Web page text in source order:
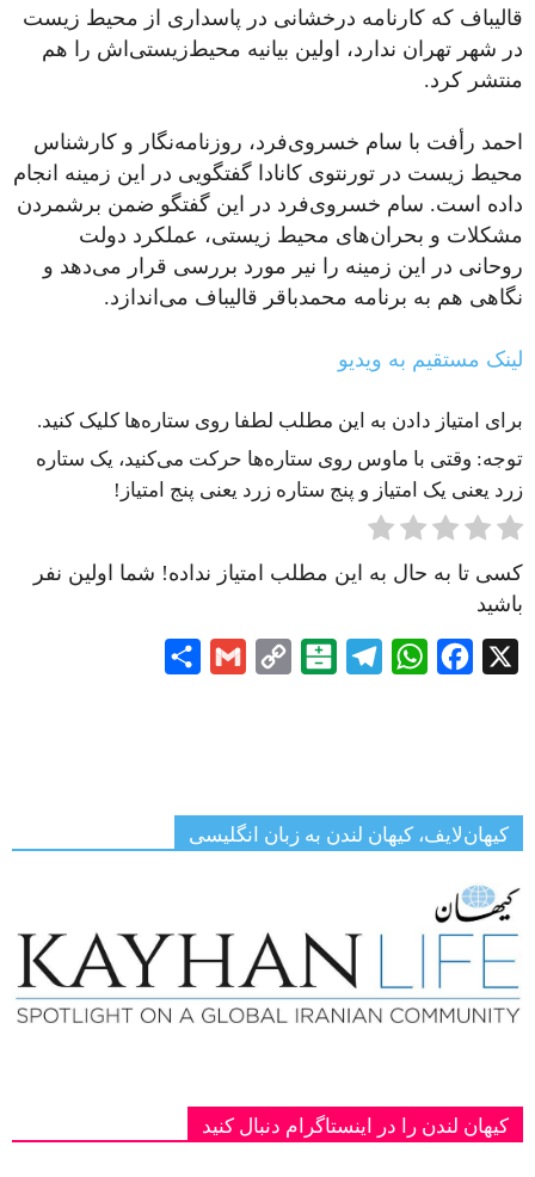
قالیباف که کارنامه درخشانی در پاسداری از محیط زیست
در شهر تهران ندارد، اولین بیانیه محیط‌زیستی‌اش را هم
منتشر کرد.
احمد رأفت با سام خسروی‌فرد، روزنامه‌نگار و کارشناس
محیط زیست در تورنتوی کانادا گفتگویی در این زمینه انجام
داده است. سام خسروی‌فرد در این گفتگو ضمن بر‌شمردن
مشکلات و بحران‌های محیط زیستی، عملکرد دولت
روحانی در این زمینه را نیر مورد بررسی قرار می‌دهد و
نگاهی هم به برنامه محمد‌باقر قالیباف می‌اندازد.
لینک مستقیم به ویدیو
برای امتیاز دادن به این مطلب لطفا روی ستاره‌ها کلیک کنید.
توجه: وقتی با ماوس روی ستاره‌ها حرکت می‌کنید، یک ستاره
زرد یعنی یک امتیاز و پنج ستاره زرد یعنی پنج امتیاز!
کسی تا به حال به این مطلب امتیاز نداده! شما اولین نفر
باشید
X
Facebook
WhatsApp
Telegram
Balatarin
Copy
Gmail
کیهان‌لایف، کیهان لندن به زبان انگلیسی
کیهان لندن را در اینستاگرام دنبال کنید